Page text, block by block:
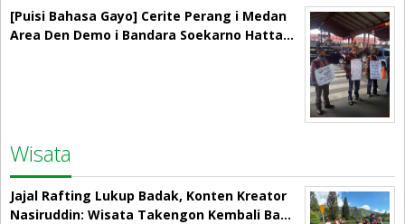
[Puisi Bahasa Gayo] Cerite Perang i Medan
Area Den Demo i Bandara Soekarno Hatta…
Wisata
Jajal Rafting Lukup Badak, Konten Kreator
Nasiruddin: Wisata Takengon Kembali Ba…